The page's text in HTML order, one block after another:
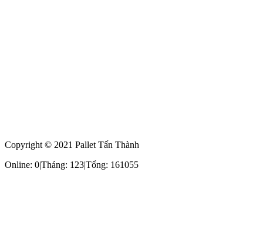
Copyright © 2021 Pallet Tấn Thành
Online: 0|Tháng: 123|Tổng: 161055